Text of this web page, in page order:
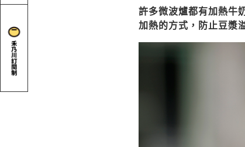
許多微波爐都有加熱牛
加熱的方式，防止豆漿